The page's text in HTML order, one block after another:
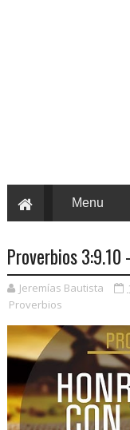
Proverbios
Jeremías Bautista
Proverbios